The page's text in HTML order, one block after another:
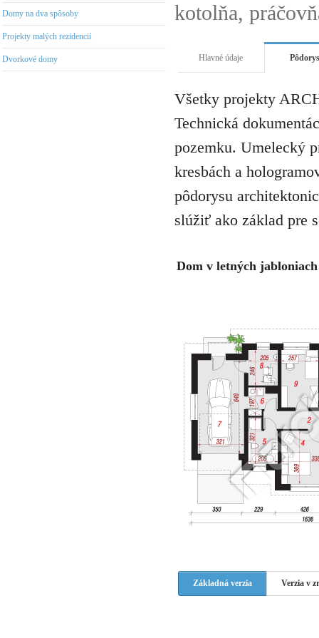
Domy na dva spôsoby
Projekty malých rezidencií
Dvorkové domy
kotolňa,
Hlavné údaje
Všetky projekty
Technická
pozemku. Umelecký
kresbách a
pôdorysu
slúžiť ako základ pre
Dom v letných
Základná verzia Verzia v